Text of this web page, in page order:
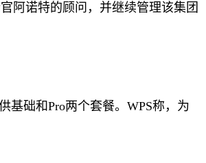
阿诺特的顾问，并继续管理该集团
基础和Pro两个套餐。WPS称，为